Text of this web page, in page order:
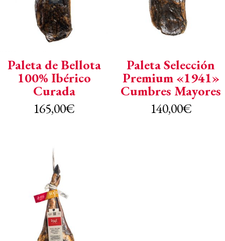
Paleta de Bellota
100% Ibérico
Curada
165,00€
Paleta Selección
Premium «1941»
Cumbres Mayores
140,00€